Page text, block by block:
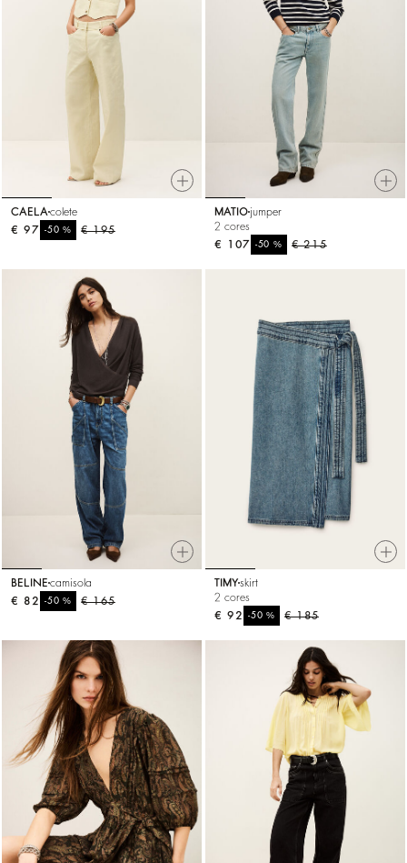
CAELA colete
€ 195
-50%
€ 97
MATIO jumper
2 cores
€ 215
-50%
€ 107
BELINE camisola
€ 165
-50%
€ 82
TIMYskirt
2 cores
€ 185
-50%
€ 92